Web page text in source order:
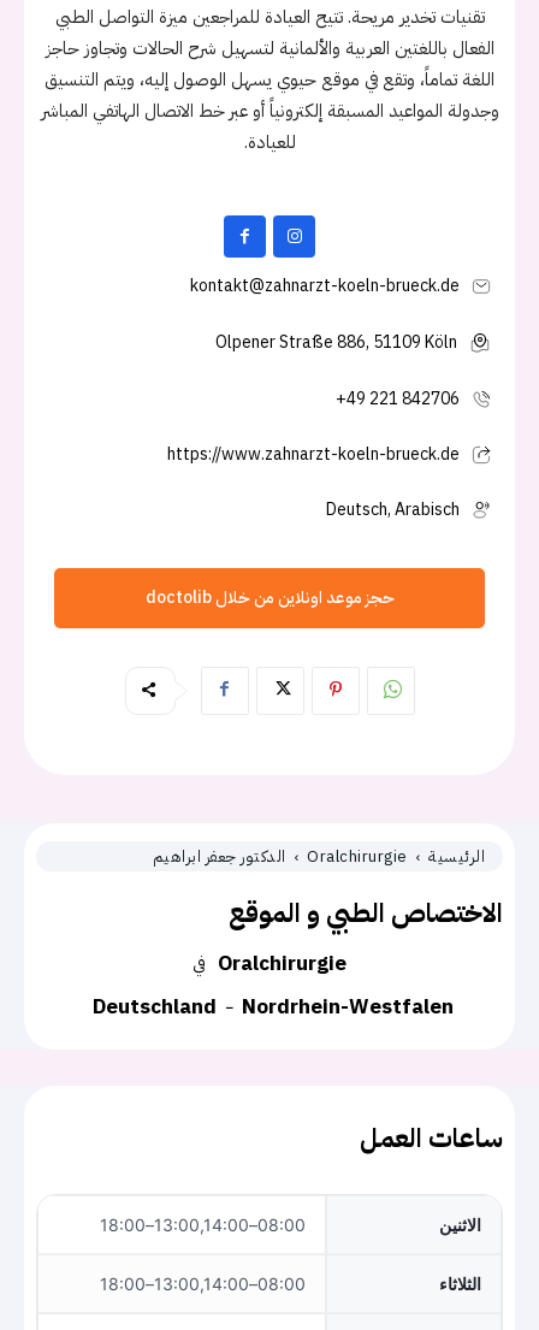
الرئيسية Oralchirurgie الدكتور جعفر ابراهيم
الاختصاص الطبي و الموقع
في Oralchirurgie
Deutschland
Nordrhein-Westfalen
ساعات العمل
الاثنين 08:00–13:00,14:00–18:00
الثلاثاء 08:00–13:00,14:00–18:00
تقنيات تخدير مريحة. تتيح العيادة للمراجعين ميزة التواصل الطبي
الفعال باللغتين العربية والألمانية لتسهيل شرح الحالات وتجاوز حاجز
اللغة تماماً، وتقع في موقع حيوي يسهل الوصول إليه، ويتم التنسيق
وجدولة المواعيد المسبقة إلكترونياً أو عبر خط الاتصال الهاتفي المباشر
للعيادة.
kontakt@zahnarzt-koeln-brueck.de
Olpener Straße 886, 51109 Köln
+49 221 842706
https://www.zahnarzt-koeln-brueck.de
Deutsch, Arabisch
حجز موعد اونلاين من خلال doctolib